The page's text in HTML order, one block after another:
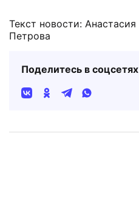
Текст новости: Анастасия
Петрова
Поделитесь в соцсетях